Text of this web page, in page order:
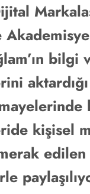
bilgi
kişisel